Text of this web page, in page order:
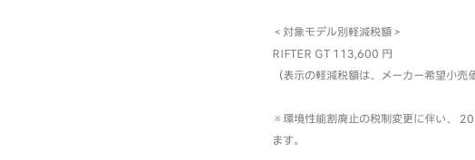
＜対象モデル別軽減税額＞
RIFTER GT 113,600 円
（表示の軽減税額は、メーカー希望小売
※環境性能割廃止の税制変更に伴い、
ます。